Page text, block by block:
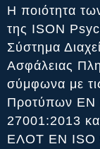
Η ποιότητα
της ISON
Σύστημα
Ασφάλειας
σύμφωνα με
Προτύπων ΕΝ
27001:2013
ΕΛΟΤ ΕΝ ISO